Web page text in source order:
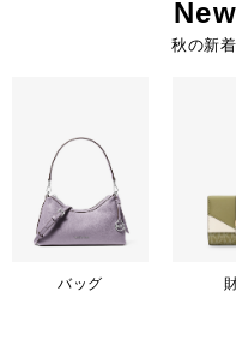
秋の新
バッグ